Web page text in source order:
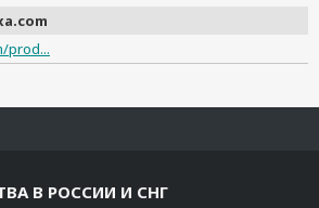
prod...
В РОССИИ И СНГ